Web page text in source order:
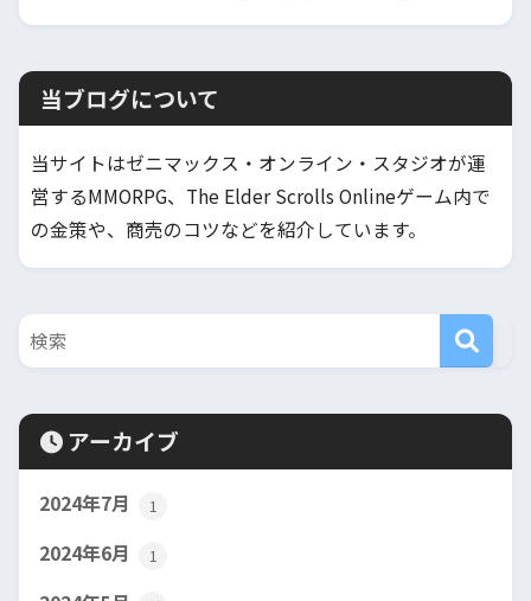
当ブログについて
当サイトはゼニマックス・オンライン・スタジオが運
営するMMORPG、The Elder Scrolls Onlineゲーム内で
の金策や、商売のコツなどを紹介しています。
アーカイブ
2024年7月 1
2024年6月 1